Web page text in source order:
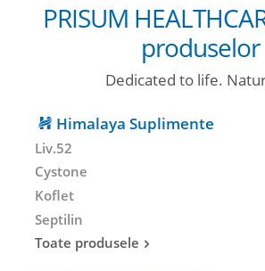
PRISUM
produselor
Dedicated to life.
Himalaya Suplimente
Liv.52
Cystone
Koflet
Septilin
Toate produsele